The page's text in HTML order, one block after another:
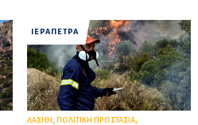
ΙΕΡΑΠΕΤΡΑ
ΛΑΣΙΘΙ , ΠΟΛΙΤΙΚΗ ΠΡΟΣΤΑΣΙΑ,